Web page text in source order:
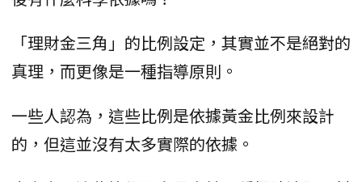
「理財金三角」的比例設定，其實並不是絕對的
真理，而更像是一種指導原則。
一些人認為，這些比例是依據黃金比例來設計
的，但這並沒有太多實際的依據。